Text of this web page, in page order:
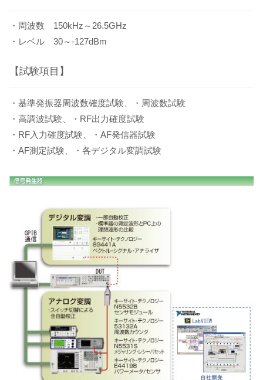
・周波数 150kHz～26.5GHz
・レベル 30～-127dBm
【試験項目】
・基準発振器周波数確度試験、・周波数試験
・高調波試験、・RF出力確度試験
・RF入力確度試験、・AF発信器試験
・AF測定試験、・各デジタル変調試験